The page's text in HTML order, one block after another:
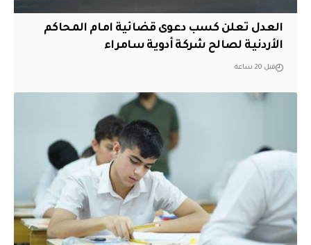
العدل تعلن كسب دعوى قضائية امام المحاكم
الأردنية لصالح شركة أدوية سامراء
قبل 20 ساعة